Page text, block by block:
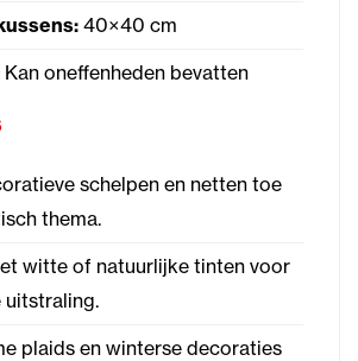
40×40 cm
Kan oneffenheden bevatten
schelpen en netten toe
thema.
witte of natuurlijke tinten voor
uitstraling.
plaids en winterse decoraties